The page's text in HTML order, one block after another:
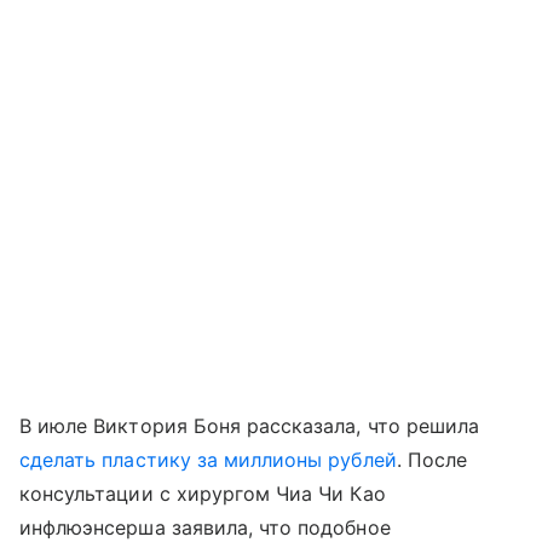
В июле Виктория Боня рассказала, что решила
сделать пластику за миллионы рублей. После
консультации с хирургом Чиа Чи Као
инфлюэнсерша заявила, что подобное